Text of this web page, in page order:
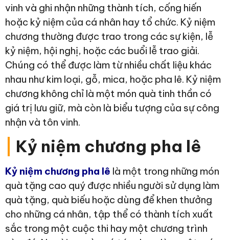
vinh và ghi nhận những thành tích, cống hiến
hoặc kỷ niệm của cá nhân hay tổ chức. Kỷ niệm
chương thường được trao trong các sự kiện, lễ
kỷ niệm, hội nghị, hoặc các buổi lễ trao giải.
Chúng có thể được làm từ nhiều chất liệu khác
nhau như kim loại, gỗ, mica, hoặc pha lê. Kỷ niệm
chương không chỉ là một món quà tinh thần có
giá trị lưu giữ, mà còn là biểu tượng của sự công
nhận và tôn vinh.
Kỷ niệm chương pha lê
Kỷ niệm chương pha lê là một trong những món
quà tặng cao quý được nhiều người sử dụng làm
quà tặng, quà biếu hoặc dùng để khen thưởng
cho những cá nhân, tập thể có thành tích xuất
sắc trong một cuộc thi hay một chương trình